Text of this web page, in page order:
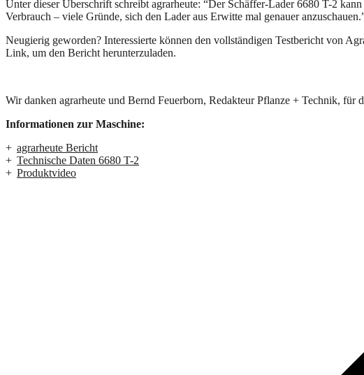
Unter dieser Überschrift schreibt agrarheute: “Der Schäffer-Lader 6680 T-2
Verbrauch – viele Gründe, sich den Lader aus Erwitte mal genauer
Neugierig geworden? Interessierte können den vollständigen Testbericht von
Link, um den Bericht herunterzuladen.
Wir danken agrarheute und Bernd Feuerborn, Redakteur Pflanze + Technik, für
Informationen zur Maschine:
agrarheute Bericht
Technische Daten 6680 T-2
Produktvideo